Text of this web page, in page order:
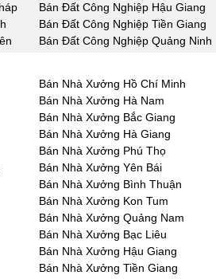
Bán Đất Công Nghiệp Hậu Giang
Bán Đất Công Nghiệp Tiền Giang
Bán Đất Công Nghiệp Quảng Ninh
Bán Nhà Xưởng Hồ Chí Minh
Bán Nhà Xưởng Hà Nam
Bán Nhà Xưởng Bắc Giang
Bán Nhà Xưởng Hà Giang
Bán Nhà Xưởng Phú Thọ
Bán Nhà Xưởng Yên Bái
Bán Nhà Xưởng Bình Thuận
Bán Nhà Xưởng Kon Tum
Bán Nhà Xưởng Quảng Nam
Bán Nhà Xưởng Bạc Liêu
Bán Nhà Xưởng Hậu Giang
Bán Nhà Xưởng Tiền Giang